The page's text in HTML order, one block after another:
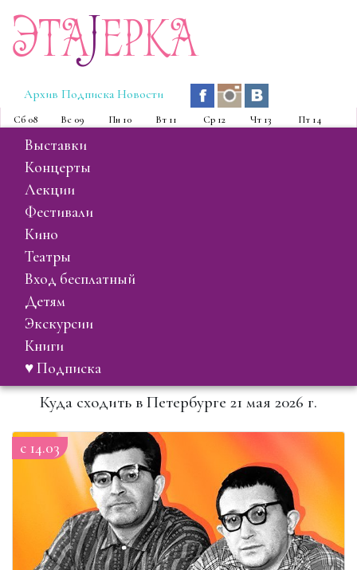
ЭтаJерка
Архив Подписка Новости
Сб 08 Вс 09 Пн 10 Вт 11 Ср 12 Чт 13 Пт 14
выставки
концерты
лекции
фестивали
кино
театры
вход бесплатный
детям
экскурсии
книги
♥ Подписка
Куда сходить в Петербурге 21 мая 2026 г.
c 14.03